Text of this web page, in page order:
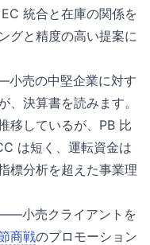
統合と在庫の関係を
グと精度の高い提案に
売の中堅企業に対す
、決算書を読みます。
移しているが、PB 比
は短く、運転資金は
標分析を超えた事業理
小売クライアントを
商戦のプロモーション